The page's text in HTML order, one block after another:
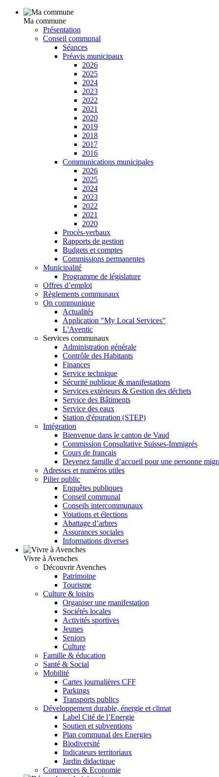
Ma commune
Présentation
Conseil communal
Séances
Préavis municipaux
2026
2025
2024
2023
2022
2021
2020
2019
2018
2017
2016
Communications municipales
2026
2025
2024
2023
2022
2021
2020
Procès-verbaux
Rapports de gestion
Budgets et comptes
Commissions permanentes
Municipalité
Programme de législature
Offres d’emploi
Règlements communaux
On communique
Actualités
Application "My Local Services"
L'Aventic
Services communaux
Administration générale
Contrôle des Habitants
Finances
Service technique
Sécurité publique & manifestations
Services extérieurs & Gestion des déchets
Service des Bâtiments
Service des eaux
Station d'épuration (STEP)
Intégration
Bienvenue dans le canton de Vaud
Commission Consultative Suisses-Immigrés
Cours de français
Devenez famille d’accueil pour une personne
Adresses et numéros utiles
Pilier public
Enquêtes publiques
Conseil communal
Conseils intercommunaux
Votations et élections
Abattage d’arbres
Assurances sociales
Informations diverses
Vivre à Avenches
Découvrir Avenches
Patrimoine
Tourisme
Culture & loisirs
Organiser une manifestation
Sociétés locales
Activités sportives
Jeunes
Seniors
Culture
Famille & éducation
Santé & Social
Mobilité
Cartes journalières CFF
Parkings
Transports publics
Développement durable, énergie et climat
Label Cité de l’Energie
Soutien et subventions
Plan communal des Energies
Biodiversité
Indicateurs territoriaux
Jardin didactique
Commerces & Economie